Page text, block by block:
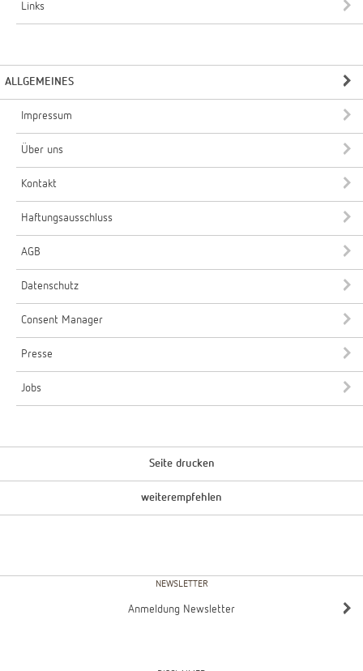
Links
ALLGEMEINES
Impressum
Über uns
Kontakt
Haftungsausschluss
AGB
Datenschutz
Consent Manager
Presse
Jobs
Seite drucken
weiterempfehlen
NEWSLETTER
Anmeldung Newsletter